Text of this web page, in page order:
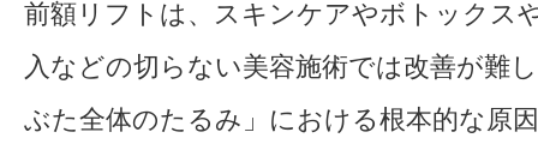
前額リフトは、スキンケアやボトックス
入などの切らない美容施術では改善が難
ぶた全体のたるみ」における根本的な原